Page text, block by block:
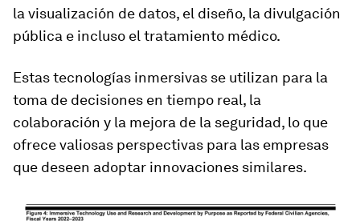
la visualización de datos, el diseño, la divulgación
pública e incluso el tratamiento médico.
Estas tecnologías inmersivas se utilizan para la
toma de decisiones en tiempo real, la
colaboración y la mejora de la seguridad, lo que
ofrece valiosas perspectivas para las empresas
que deseen adoptar innovaciones similares.